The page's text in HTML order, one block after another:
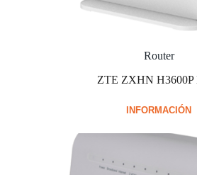
Router
ZTE ZXHN H3600P
INFORMACIÓN